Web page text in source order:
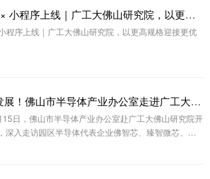
场地焕新 × 小程序上线｜广工大佛山研究院，以更高规格迎接更优企业
程序上线｜广工大佛山研究院，以更高规格迎接更优
赋能“芯”发展！佛山市半导体产业办公室走进广工大佛山研究院探索产业协同新路径
日，佛山市半导体产业办公室赴广工大佛山研究院开
深入走访园区半导体代表企业佛智芯、臻智微芯、紫